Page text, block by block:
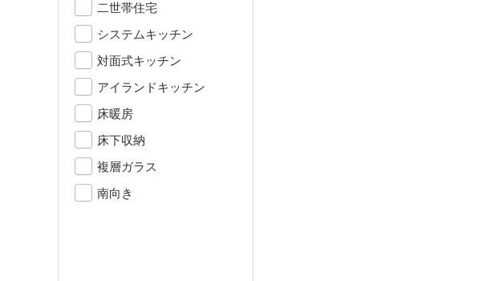
二世帯住宅
システムキッチン
対面式キッチン
アイランドキッチン
床暖房
床下収納
複層ガラス
南向き